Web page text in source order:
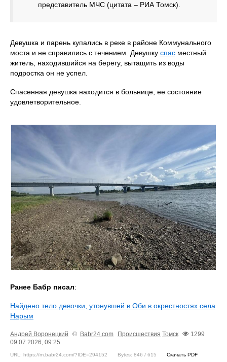
представитель МЧС (цитата – РИА Томск).
Девушка и парень купались в реке в районе Коммунального
моста и не справились с течением. Девушку спас местный
житель, находившийся на берегу, вытащить из воды
подростка он не успел.
Спасенная девушка находится в больнице, ее состояние
удовлетворительное.
Ранее Бабр писал:
Найдено тело девочки, утонувшей в Оби в окрестностях села
Нарым
Андрей Воронецкий © Babr24.com Происшествия Томск
1299
09.07.2026, 09:25
URL: https://m.babr24.com/?IDE=294152 Bytes: 846 / 615 Скачать PDF